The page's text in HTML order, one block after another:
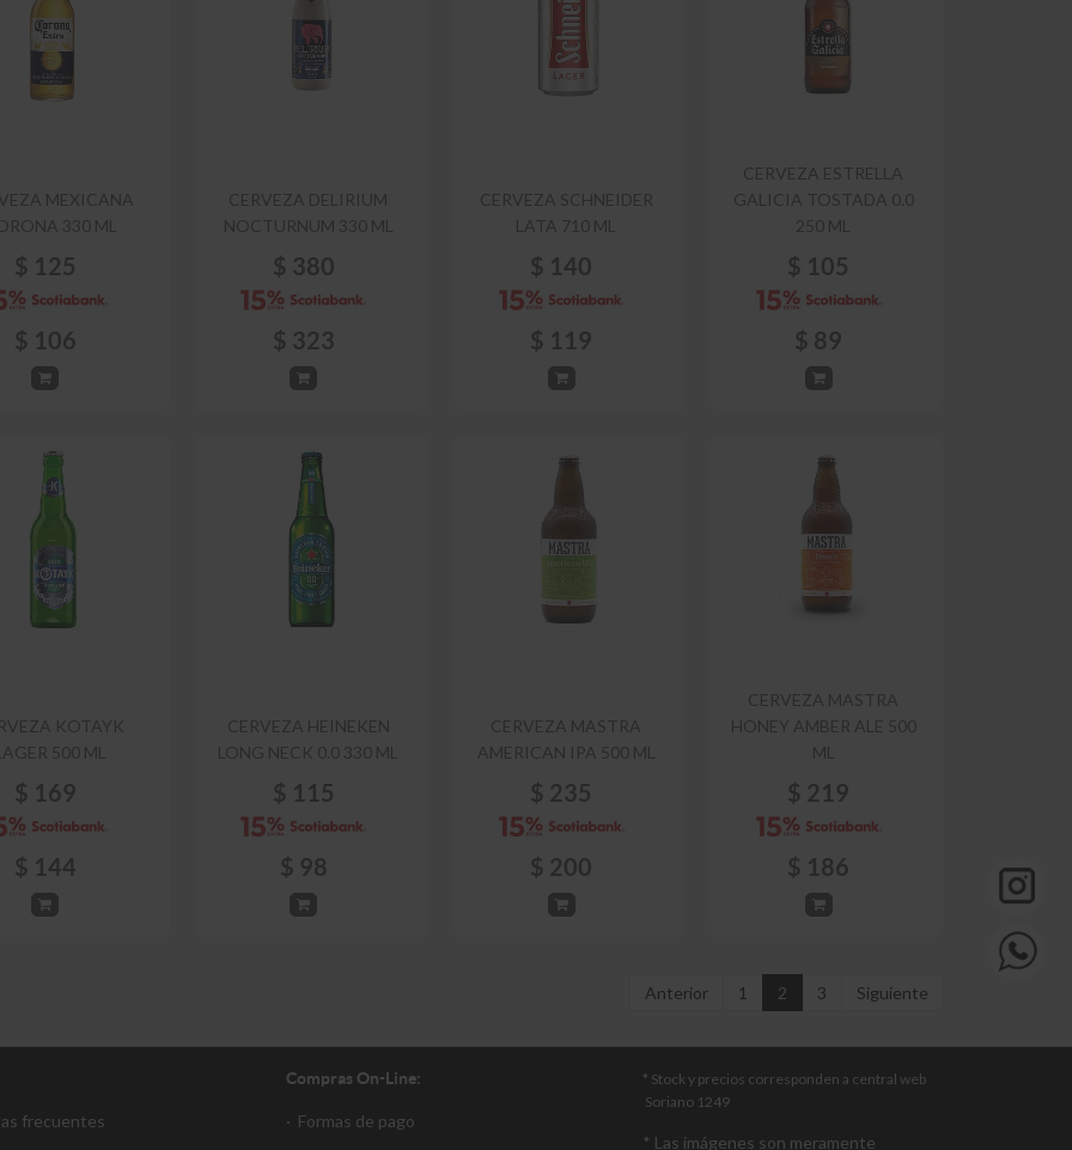
MEXICANA
330 ML
$ 125
$ 106
CERVEZA DELIRIUM
NOCTURNUM 330 ML
$ 380
$ 323
CERVEZA SCHNEIDER
LATA 710 ML
$ 140
$ 119
CERVEZA ESTRELLA
GALICIA TOSTADA 0.0
250 ML
$ 105
$ 89
KOTAYK
500 ML
$ 169
$ 144
CERVEZA HEINEKEN
LONG NECK 0.0 330 ML
$ 115
$ 98
CERVEZA MASTRA
AMERICAN IPA 500 ML
$ 235
$ 200
CERVEZA MASTRA
HONEY AMBER ALE 500
ML
$ 219
$ 186
Anterior 1 2 3 Siguiente
frecuentes
Compras On-Line:
· Formas de pago
* Stock y precios corresponden a central web
Soriano 1249
* Las imágenes son meramente